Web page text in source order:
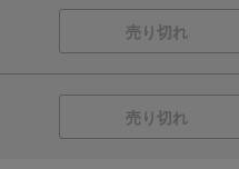
売り切れ
売り切れ